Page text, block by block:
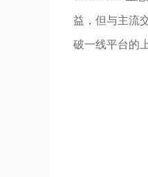
益，但与主流
破一线平台的